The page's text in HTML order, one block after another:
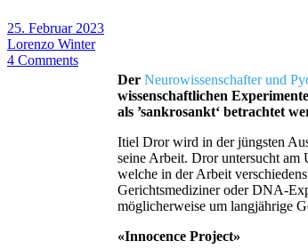
25. Februar 2023
Lorenzo Winter
4 Comments
Der Neurowissenschafter und
wissenschaftlichen
als ’sankrosankt‘ betrachtet
Itiel Dror wird in der jüngsten
seine Arbeit. Dror untersucht am
welche in der Arbeit
Gerichtsmediziner oder DNA-
möglicherweise um langjährige
«Innocence Project»